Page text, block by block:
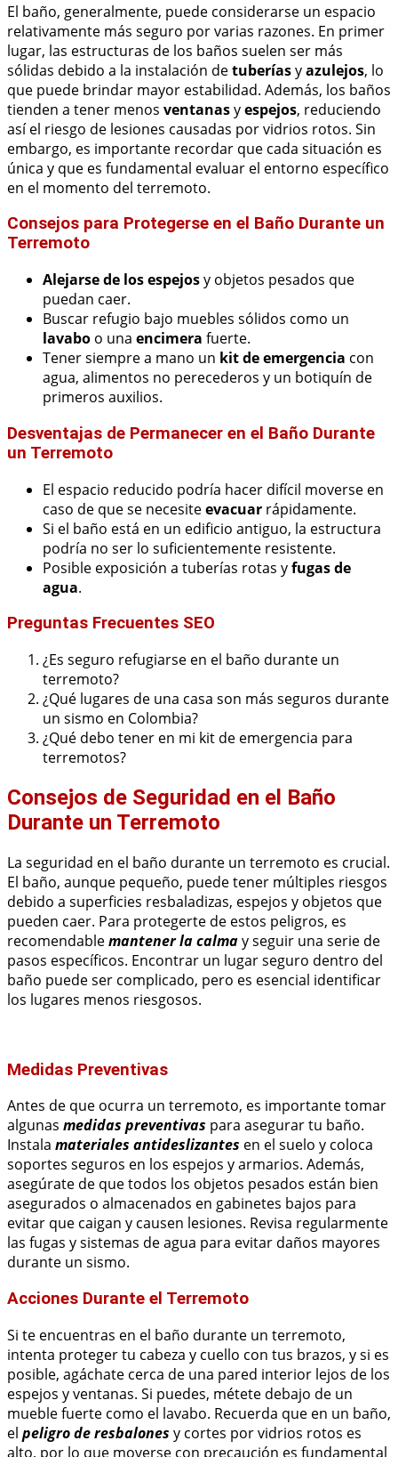
El baño, generalmente, puede considerarse un espacio
relativamente más seguro por varias razones. En primer
lugar, las estructuras de los baños suelen ser más
sólidas debido a la instalación detuberíasyazulejos, lo
que puede brindar mayor estabilidad. Además, los baños
tienden a tener menos ventanasyespejos, reduciendo
así el riesgo de lesiones causadas por vidrios rotos. Sin
embargo, es importante recordar que cada situación es
única y que es fundamental evaluar el entorno específico
en el momento del terremoto.
Consejos para Protegerse en el Baño Durante un
Terremoto
Alejarse de los espejosy objetos pesados que
puedan caer.
Buscar refugio bajo muebles sólidos como un
lavabo o una encimera fuerte.
Tener siempre a mano un kit de emergencia con
agua, alimentos no perecederos y un botiquín de
primeros auxilios.
Desventajas de Permanecer en el Baño Durante
un Terremoto
El espacio reducido podría hacer difícil moverse en
caso de que se necesiteevacuar rápidamente.
Si el baño está en un edificio antiguo, la estructura
podría no ser lo suficientemente resistente.
Posible exposición a tuberías rotas yfugas de
agua.
Preguntas Frecuentes SEO
¿Es seguro refugiarse en el baño durante un
terremoto?
¿Qué lugares de una casa son más seguros durante
un sismo en Colombia?
¿Qué debo tener en mi kit de emergencia para
terremotos?
Consejos de Seguridad en el Baño
Durante un Terremoto
La seguridad en el baño durante un terremoto es crucial.
El baño, aunque pequeño, puede tener múltiples riesgos
debido a superficies resbaladizas, espejos y objetos que
pueden caer. Para protegerte de estos peligros, es
recomendablemantener la calmay seguir una serie de
pasos específicos. Encontrar un lugar seguro dentro del
baño puede ser complicado, pero es esencial identificar
los lugares menos riesgosos.
Medidas Preventivas
Antes de que ocurra un terremoto, es importante tomar
algunas medidas preventivas para asegurar tu baño.
Instala materiales antideslizantes en el suelo y coloca
soportes seguros en los espejos y armarios. Además,
asegúrate de que todos los objetos pesados están bien
asegurados o almacenados en gabinetes bajos para
evitar que caigan y causen lesiones. Revisa regularmente
las fugas y sistemas de agua para evitar daños mayores
durante un sismo.
Acciones Durante el Terremoto
Si te encuentras en el baño durante un terremoto,
intenta proteger tu cabeza y cuello con tus brazos, y si es
posible, agáchate cerca de una pared interior lejos de los
espejos y ventanas. Si puedes, métete debajo de un
mueble fuerte como el lavabo. Recuerda que en un baño,
el peligro de resbalones y cortes por vidrios rotos es
alto, por lo que moverse con precaución es fundamental